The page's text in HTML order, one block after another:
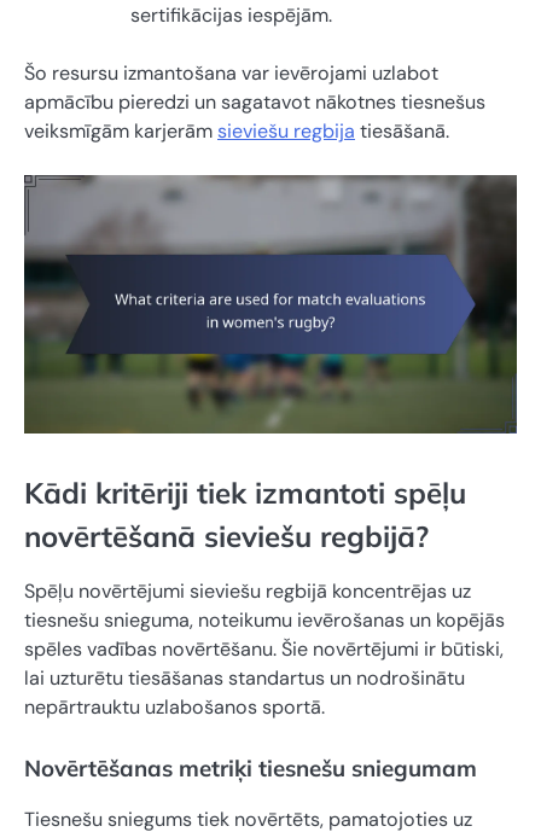
sertifikācijas iespējām.
Šo resursu izmantošana var ievērojami uzlabot
apmācību pieredzi un sagatavot nākotnes tiesnešus
veiksmīgām karjerāmsieviešu regbija tiesāšanā.
Kādi kritēriji tiek izmantoti spēļu
novērtēšanā sieviešu regbijā?
Spēļu novērtējumi sieviešu regbijā koncentrējas uz
tiesnešu snieguma, noteikumu ievērošanas un kopējās
spēles vadības novērtēšanu. Šie novērtējumi ir būtiski,
lai uzturētu tiesāšanas standartus un nodrošinātu
nepārtrauktu uzlabošanos sportā.
Novērtēšanas metriķi tiesnešu sniegumam
Tiesnešu sniegums tiek novērtēts, pamatojoties uz